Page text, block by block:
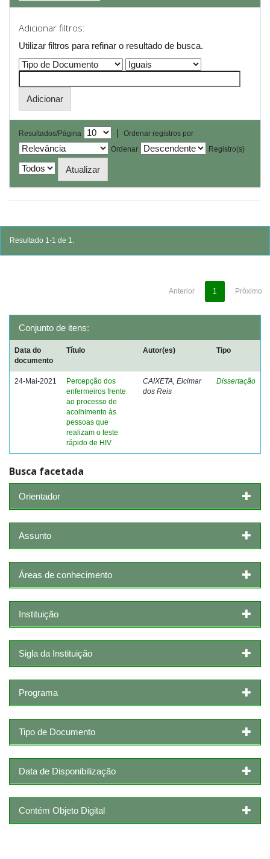
Adicionar filtros:
Utilizar filtros para refinar o resultado de busca.
Resultados/Página |
Ordenar registros por
Ordenar
Registro(s)
Resultado 1-1 de 1.
Anterior 1 Próximo
Conjunto de itens:
Data do
documento
Título Autor(es) Tipo
24-Mai-2021
Percepção dos
enfermeiros frente
ao processo de
acolhimento às
pessoas que
realizam o teste
rápido de HIV
CAIXETA, Elcimar
dos Reis
Dissertação
Busca facetada
Orientador
Assunto
Áreas de conhecimento
Instituição
Sigla da Instituição
Programa
Tipo de Documento
Data de Disponibilização
Contém Objeto Digital